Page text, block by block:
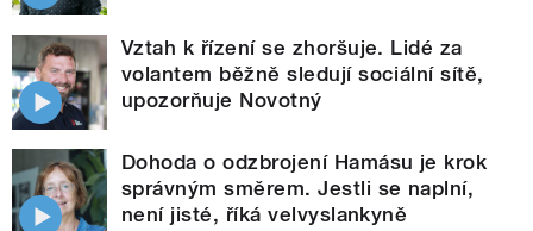
Vztah k řízení se zhoršuje. Lidé za
volantem běžně sledují sociální sítě,
upozorňuje Novotný
Dohoda o odzbrojení Hamásu je krok
správným směrem. Jestli se naplní,
není jisté, říká velvyslankyně